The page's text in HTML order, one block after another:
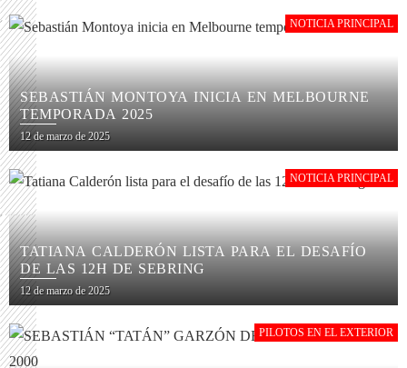
NOTICIA PRINCIPAL
SEBASTIÁN MONTOYA INICIA EN MELBOURNE
TEMPORADA 2025
12 de marzo de 2025
NOTICIA PRINCIPAL
TATIANA CALDERÓN LISTA PARA EL DESAFÍO
DE LAS 12H DE SEBRING
12 de marzo de 2025
PILOTOS EN EL EXTERIOR